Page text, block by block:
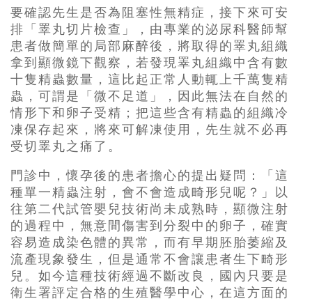
要確認先生是否為阻塞性無精症，接下來可安
排「睪丸切片檢查」，由專業的泌尿科醫師幫
患者做簡單的局部麻醉後，將取得的睪丸組織
拿到顯微鏡下觀察，若發現睪丸組織中含有數
十隻精蟲數量，這比起正常人動輒上千萬隻精
蟲，可謂是「微不足道」，因此無法在自然的
情形下和卵子受精；把這些含有精蟲的組織冷
凍保存起來，將來可解凍使用，先生就不必再
受切睪丸之痛了。
門診中，懷孕後的患者擔心的提出疑問：「這
種單一精蟲注射，會不會造成畸形兒呢？」以
往第二代試管嬰兒技術尚未成熟時，顯微注射
的過程中，無意間傷害到分裂中的卵子，確實
容易造成染色體的異常，而有早期胚胎萎縮及
流產現象發生，但是通常不會讓患者生下畸形
兒。如今這種技術經過不斷改良，國內只要是
衛生署評定合格的生殖醫學中心，在這方面的